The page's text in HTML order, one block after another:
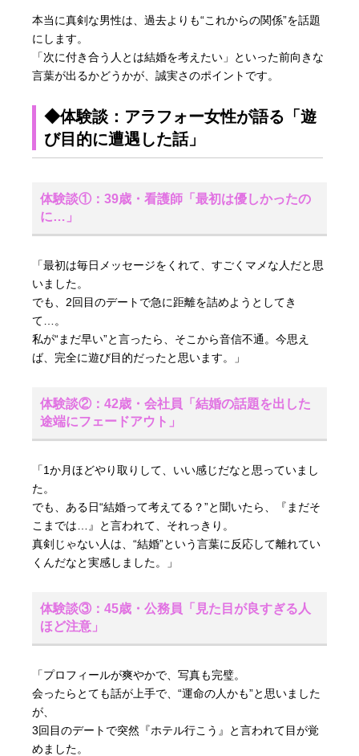
本当に真剣な男性は、過去よりも“これからの関係”を話題
にします。
「次に付き合う人とは結婚を考えたい」といった前向きな
言葉が出るかどうかが、誠実さのポイントです。
◆体験談：アラフォー女性が語る「遊
び目的に遭遇した話」
体験談①：39歳・看護師「最初は優しかったの
に…」
「最初は毎日メッセージをくれて、すごくマメな人だと思
いました。
でも、2回目のデートで急に距離を詰めようとしてき
て…。
私が“まだ早い”と言ったら、そこから音信不通。今思え
ば、完全に遊び目的だったと思います。」
体験談②：42歳・会社員「結婚の話題を出した
途端にフェードアウト」
「1か月ほどやり取りして、いい感じだなと思っていまし
た。
でも、ある日“結婚って考えてる？”と聞いたら、『まだそ
こまでは…』と言われて、それっきり。
真剣じゃない人は、“結婚”という言葉に反応して離れてい
くんだなと実感しました。」
体験談③：45歳・公務員「見た目が良すぎる人
ほど注意」
「プロフィールが爽やかで、写真も完璧。
会ったらとても話が上手で、“運命の人かも”と思いました
が、
3回目のデートで突然『ホテル行こう』と言われて目が覚
めました。